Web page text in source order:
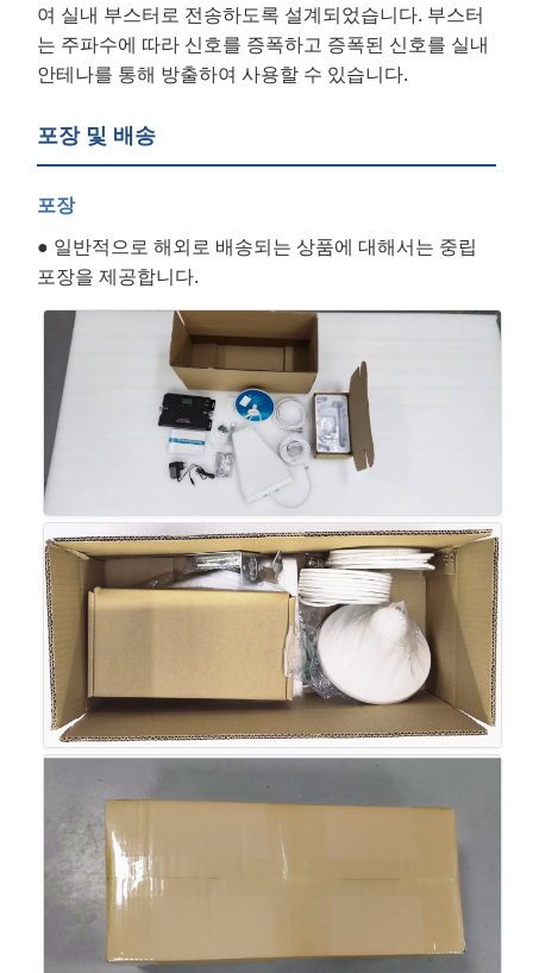
여 실내 부스터로 전송하도록 설계되었습니다. 부스터
는 주파수에 따라 신호를 증폭하고 증폭된 신호를 실내
안테나를 통해 방출하여 사용할 수 있습니다.
포장 및 배송
포장
● 일반적으로 해외로 배송되는 상품에 대해서는 중립
포장을 제공합니다.